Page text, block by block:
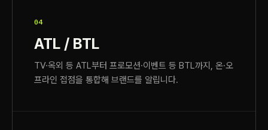
04
ATL / BTL
TV·옥외 등 ATL부터 프로모션·이벤트 등 BTL까지, 온·오
프라인 접점을 통합해 브랜드를 알립니다.